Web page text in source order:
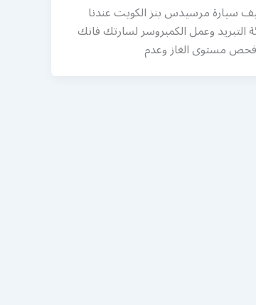
سيارة مرسيدس بنز الكويت عندنا
التبريد وعمل الكمبروسر لسارتك فانك
مستوى الغاز وعدم